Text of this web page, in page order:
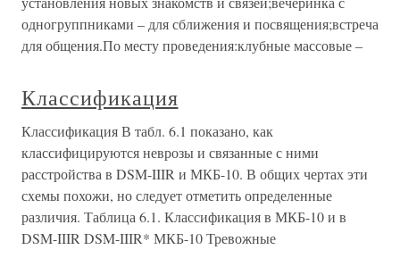
одногруппниками – для сближения и посвящения;встреча
для общения.По месту проведения:клубные массовые –
Классификация
Классификация В табл. 6.1 показано, как
классифицируются неврозы и связанные с ними
расстройства в DSM-IIIR и МКБ-10. В общих чертах эти
схемы похожи, но следует отметить определенные
различия. Таблица 6.1. Классификация в МКБ-10 и в
DSM-IIIR DSM-IIIR* МКБ-10 Тревожные